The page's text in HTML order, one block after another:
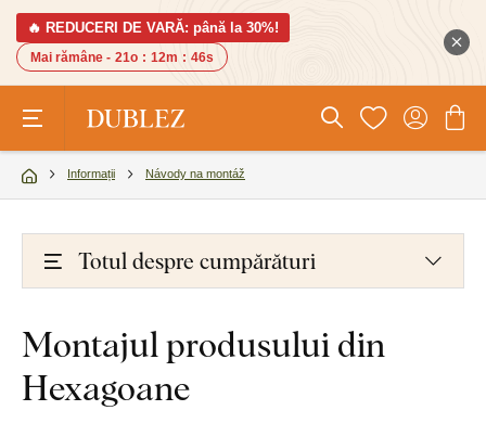
🔥 REDUCERI DE VARĂ: până la 30%!
Mai rămâne - 21o : 12m : 46s
Informații Návody na montáž
Totul despre cumpărături
Montajul produsului din
Hexagoane